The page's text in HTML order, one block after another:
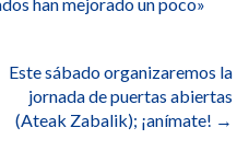
Este sábado organizaremos la
jornada de puertas abiertas
(Ateak Zabalik); ¡anímate! →